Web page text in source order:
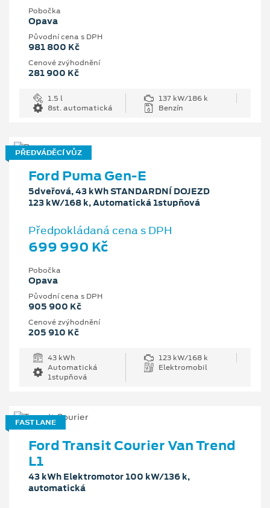
Pobočka
Opava
Původní cena s DPH
981 800 Kč
Cenové zvýhodnění
281 900 Kč
1.5 l
137 kW/186 k
8st. automatická
Benzín
PŘEDVÁDĚCÍ VŮZ
Ford Puma Gen-E
5dveřová, 43 kWh STANDARDNÍ DOJEZD
123 kW/168 k, Automatická 1stupňová
Předpokládaná cena s DPH
699 990 Kč
Pobočka
Opava
Původní cena s DPH
905 900 Kč
Cenové zvýhodnění
205 910 Kč
43 kWh
123 kW/168 k
Automatická
1stupňová
Elektromobil
FAST LANE
Ford Transit Courier Van Trend
L1
43 kWh Elektromotor 100 kW/136 k,
automatická